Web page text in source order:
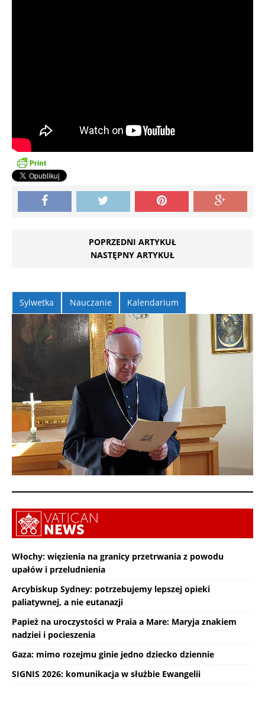
POPRZEDNI ARTYKUŁ
NASTĘPNY ARTYKUŁ
Sylwetka Nauczanie Kalendarium
Włochy: więzienia na granicy przetrwania z powodu
upałów i przeludnienia
Arcybiskup Sydney: potrzebujemy lepszej opieki
paliatywnej, a nie eutanazji
Papież na uroczystości w Praia a Mare: Maryja znakiem
nadziei i pocieszenia
Gaza: mimo rozejmu ginie jedno dziecko dziennie
SIGNIS 2026: komunikacja w służbie Ewangelii